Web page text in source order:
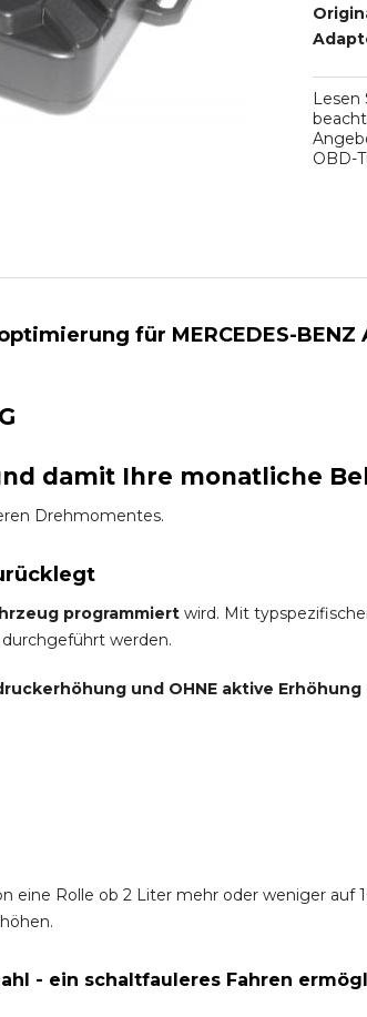
OBD-
für MERCEDES-BENZ
damit Ihre monatliche
Drehmomentes.
programmiert wird. Mit
werden.
und OHNE aktive
eine Rolle ob 2 Liter mehr oder weniger
- ein schaltfauleres Fahren